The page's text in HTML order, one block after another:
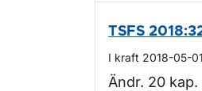
TSFS
I kraft 2018-05-
Ändr. 20 kap.